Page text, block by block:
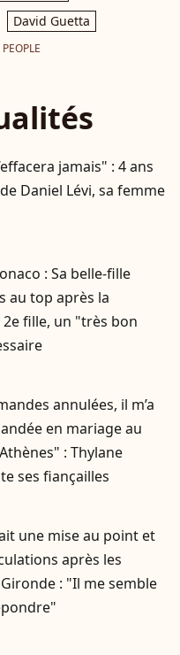
David Guetta
jamais" : 4 ans
Daniel Lévi, sa femme
: Sa belle-fille
au top après la
2e fille, un "très bon
annulées, il m’a
en mariage au
: Thylane
ses fiançailles
une mise au point et
après les
: "Il me semble